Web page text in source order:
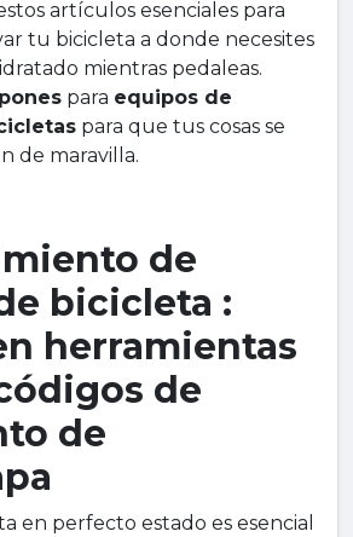
artículos esenciales para
tu bicicleta a donde necesites
mientras pedaleas.
para equipos de
para que tus cosas se
de maravilla.
de
bicicleta :
herramientas
de
de
en perfecto estado es esencial